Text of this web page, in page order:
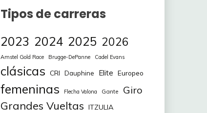
Tipos de carreras
2023 2024 2025 2026
Amstel Gold Race Brugge-DePanne Cadel Evans
clásicas CRI Dauphine Elite Europeo
femeninas Flecha Valona Gante Giro
Grandes Vueltas ITZULIA